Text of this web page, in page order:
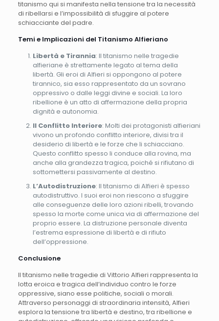
titanismo qui si manifesta nella tensione tra la necessità
di ribellarsi e l’impossibilità di sfuggire al potere
schiacciante del padre.
Temi e Implicazioni del Titanismo Alfieriano
Libertà e Tirannia: Il titanismo nelle tragedie
alfieriane è strettamente legato al tema della
libertà. Gli eroi di Alfieri si oppongono al potere
tirannico, sia esso rappresentato da un sovrano
oppressivo o dalle leggi divine e sociali. La loro
ribellione è un atto di affermazione della propria
dignità e autonomia.
Il Conflitto Interiore: Molti dei protagonisti alfieriani
vivono un profondo conflitto interiore, divisi tra il
desiderio di libertà e le forze che li schiacciano.
Questo conflitto spesso li conduce alla rovina, ma
anche alla grandezza tragica, poiché si rifiutano di
sottomettersi passivamente al destino.
L’Autodistruzione: Il titanismo di Alfieri è spesso
autodistruttivo. I suoi eroi non riescono a sfuggire
alle conseguenze delle loro azioni ribelli, trovando
spesso la morte come unica via di affermazione del
proprio essere. La distruzione personale diventa
l’estrema espressione di libertà e di rifiuto
dell’oppressione.
Conclusione
Il titanismo nelle tragedie di Vittorio Alfieri rappresenta la
lotta eroica e tragica dell’individuo contro le forze
oppressive, siano esse politiche, sociali o morali.
Attraverso personaggi di straordinaria intensità, Alfieri
esplora la tensione tra libertà e destino, tra ribellione e